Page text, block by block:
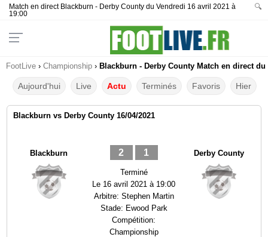
Match en direct Blackburn - Derby County du Vendredi 16 avril 2021 à
19:00
🔍
FootLive › Championship › Blackburn - Derby County Match en direct du
Aujourd'hui Live Actu Terminés Favoris Hier
Blackburn vs Derby County 16/04/2021
Blackburn 2 1
Terminé
Le 16 avril 2021 à 19:00
Arbitre: Stephen Martin
Stade: Ewood Park
Compétition:
Championship
Derby County